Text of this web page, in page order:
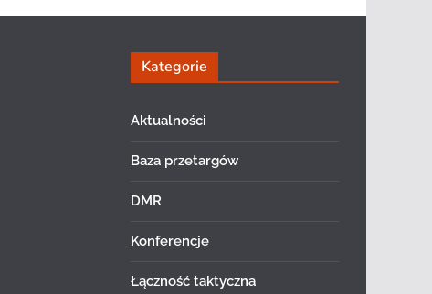
Kategorie
Aktualności
Baza przetargów
DMR
Konferencje
Łączność taktyczna